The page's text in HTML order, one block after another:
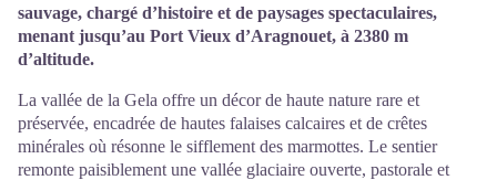
sauvage, chargé d’histoire et de paysages spectaculaires,
menant jusqu’au Port Vieux d’Aragnouet, à 2380 m
d’altitude.
La vallée de la Gela offre un décor de haute nature rare et
préservée, encadrée de hautes falaises calcaires et de crêtes
minérales où résonne le sifflement des marmottes. Le sentier
remonte paisiblement une vallée glaciaire ouverte, pastorale et